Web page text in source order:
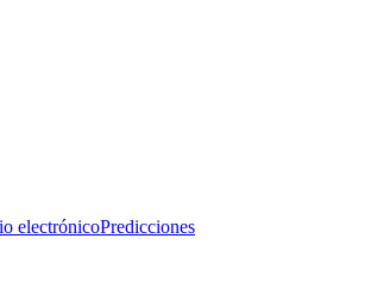
electrónicoPredicciones